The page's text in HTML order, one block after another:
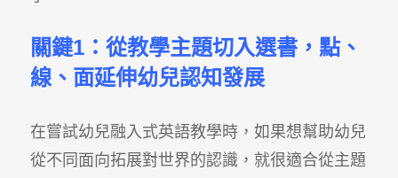
關鍵1：從教學主題切入選書，點、
線、面延伸幼兒認知發展
在嘗試幼兒融入式英語教學時，如果想幫助幼兒
從不同面向拓展對世界的認識，就很適合從主題